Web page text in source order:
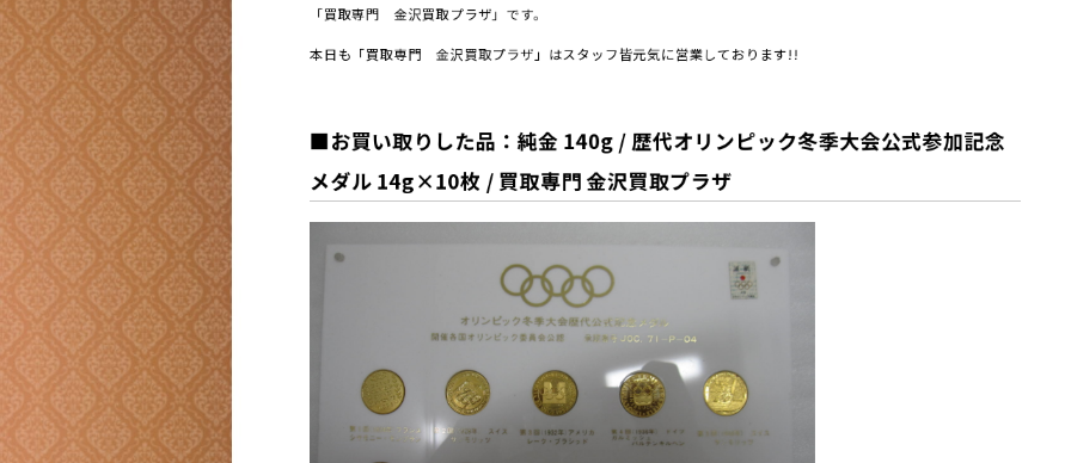
「買取専門 金沢買取プラザ」です。
本日も「買取専門 金沢買取プラザ」はスタッフ皆元気に営業しております!!
■お買い取りした品：純金 140g / 歴代オリンピック冬季大会公式参加記念
メダル 14g×10枚 / 買取専門 金沢買取プラザ